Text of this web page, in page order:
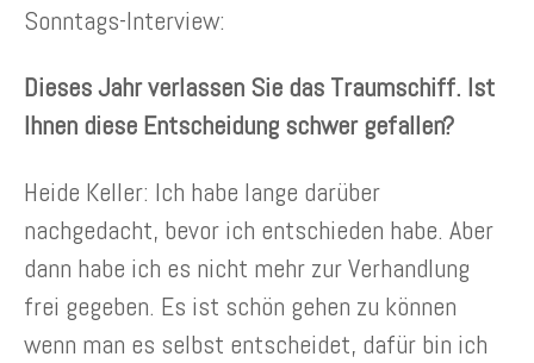
Sonntags-Interview:
Dieses Jahr verlassen Sie das Traumschiff. Ist
Ihnen diese Entscheidung schwer gefallen?
Heide Keller: Ich habe lange darüber
nachgedacht, bevor ich entschieden habe. Aber
dann habe ich es nicht mehr zur Verhandlung
frei gegeben. Es ist schön gehen zu können
wenn man es selbst entscheidet, dafür bin ich